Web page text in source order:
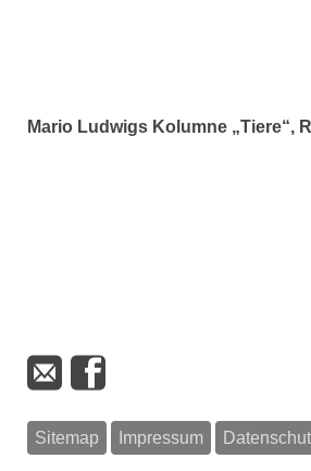
Mario Ludwigs Kolumne „Tiere“,
Sitemap Impressum